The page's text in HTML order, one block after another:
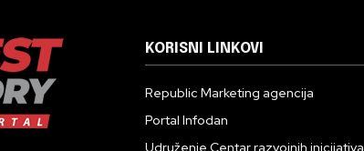
KORISNI LINKOVI
Republic Marketing agencija
Portal Infodan
Udruženje Centar razvojnih inicijativa